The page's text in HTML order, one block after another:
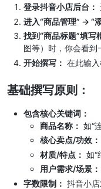
登录抖音小店后台：
进入“商品管理” -> “
找到“商品标题”填写
图等）时，你会看到
开始撰写： 在此输入
基础撰写原则：
包含核心关键词：
商品名称： 如“
核心卖点/功效：
材质/特点： 如“
用户需求/场景：
字数限制： 抖音小